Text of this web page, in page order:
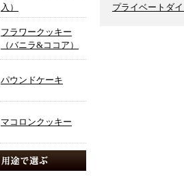
入）
フラワークッキー
（バニラ&ココア）
パウンドケーキ
マコロンクッキー
プライベートダ